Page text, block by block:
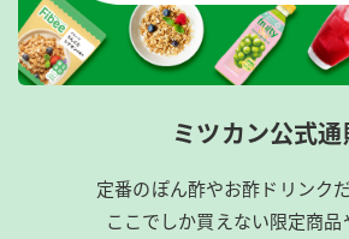
ミツカン公式通
定番のぽん酢やお酢ドリンク
ここでしか買えない限定商品